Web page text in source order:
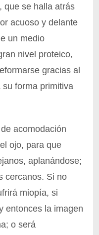
que se halla atrás
acuoso y delante
un medio
nivel proteico,
gracias al
su forma primitiva
acomodación
ojo, para que
aplanándose;
cercanos. Si no
miopía, si
entonces la imagen
o será